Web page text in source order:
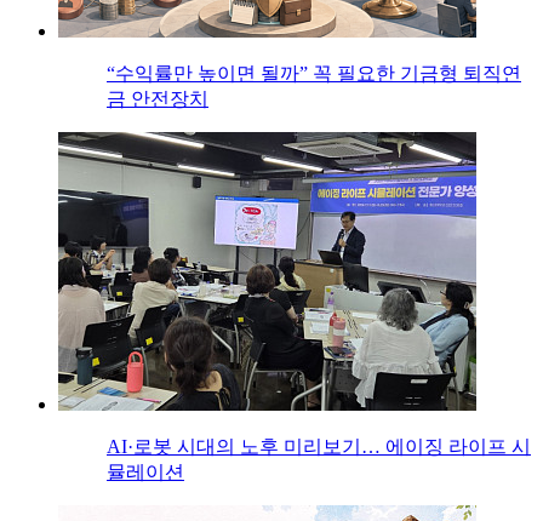
“수익률만 높이면 될까” 꼭 필요한 기금형 퇴직연
금 안전장치
AI·로봇 시대의 노후 미리보기… 에이징 라이프 시
뮬레이션